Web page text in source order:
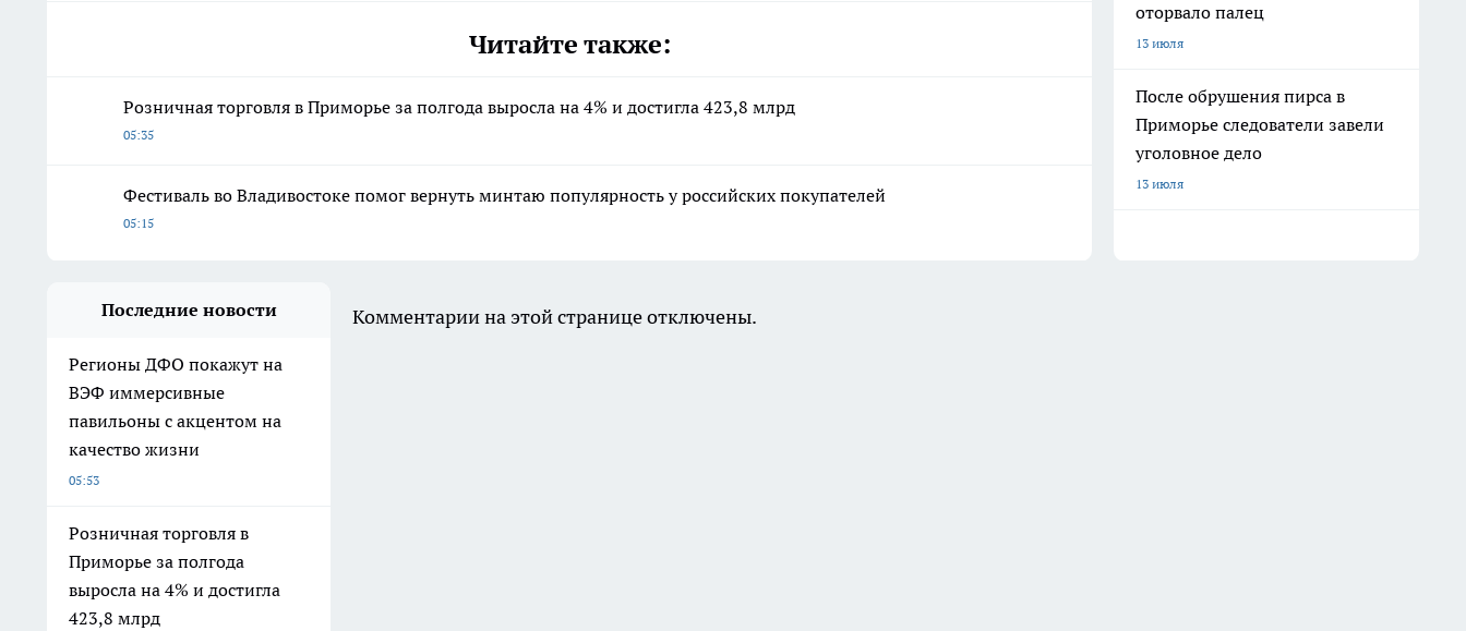
Читайте также:
Розничная торговля в Приморье за полгода выросла на 4% и достигла 423,8 млрд
05:35
Фестиваль во Владивостоке помог вернуть минтаю популярность у российских покупателей
05:15
оторвало палец
13 июля
После обрушения пирса в
Приморье следователи завели
уголовное дело
13 июля
Последние новости
Регионы ДФО покажут на
ВЭФ иммерсивные
павильоны с акцентом на
качество жизни
05:53
Розничная торговля в
Приморье за полгода
выросла на 4% и достигла
423,8 млрд
Комментарии на этой странице отключены.